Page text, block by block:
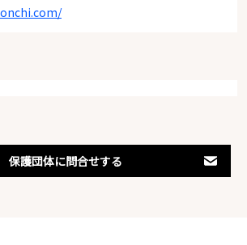
保護団体に問合せする